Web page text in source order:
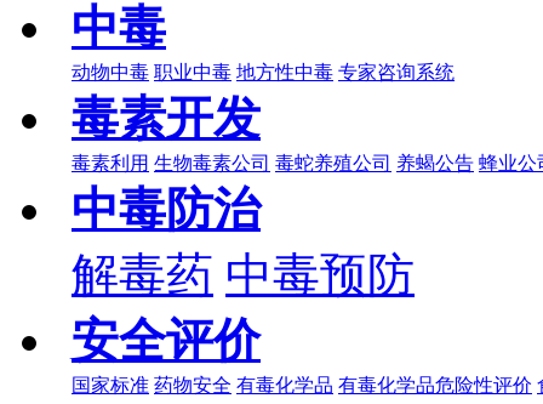
中毒
动物中毒 职业中毒 地方性中毒 专家咨询系统
毒素开发
毒素利用 生物毒素公司 毒蛇养殖公司 养蝎公告 蜂业公
中毒防治
解毒药 中毒预防
安全评价
国家标准 药物安全 有毒化学品 有毒化学品危险性评价